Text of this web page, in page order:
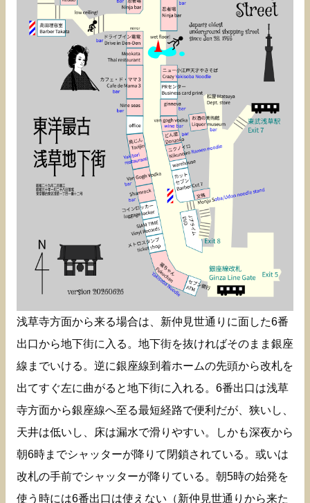
浅草寺方面から来る場合は、新仲見世通りに面した6番
出口から地下街に入る。地下街を抜ければそのまま銀座
線までいける。逆に銀座線到着ホームの先頭から改札を
出てすぐ左に曲がると地下街に入れる。6番出口は浅草
寺方面から銀座線へ至る最短経路で便利だが、狭いし、
天井は低いし、床は漏水で滑りやすい。しかも深夜から
朝6時までシャッターが降りて閉鎖されている。或いは
改札の手前でシャッターが降りている。朝5時の始発を
使う時には6番出口は使えない（新仲見世通りから来た